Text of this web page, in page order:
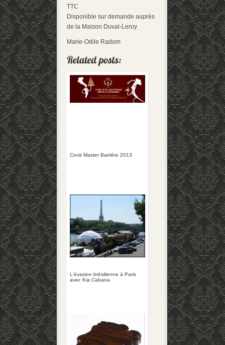
TTC
Disponible sur demande auprès
de la Maison Duval-Leroy
Marie-Odile Radom
Cook Master Barrière 2013
L'évasion brésilienne à Paris
avec Kia Cabana